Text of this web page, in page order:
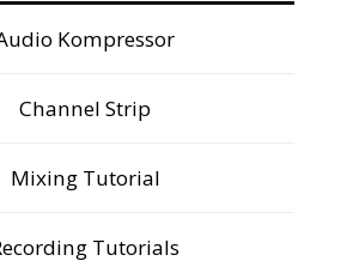
Kompressor
Channel Strip
Mixing Tutorial
Tutorials